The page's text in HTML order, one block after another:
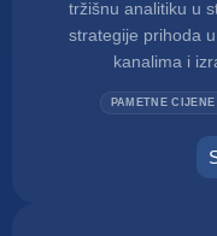
tržišnu analitiku u
strategije prihoda
kanalima i
PAMETNE CIJENE